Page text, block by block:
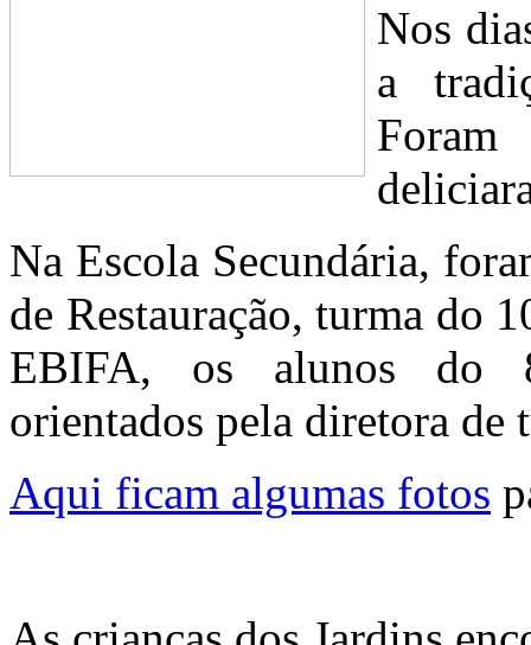
Nos
a
Na Escola Secundária,
de Restauração, turma do
EBIFA, os alunos do
orientados pela diretora de
Aqui ficam algumas fotos